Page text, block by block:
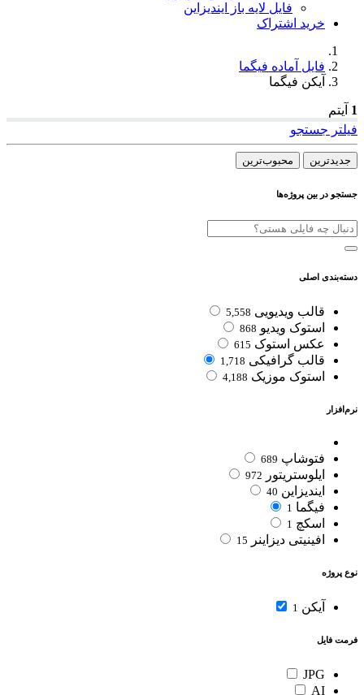
فایل لایه باز ایندیزاین
خرید اشتراک
فایل آماده فیگما
آیکن فیگما
1 آیتم
فیلتر جستجو
جدیدترین‌ محبوب‌ترین
جستجو در بین پروژه‌ها
دسته‌بندی اصلی
قالب ویدیویی 5,558
استوک ویدیو 868
عکس استوک 615
قالب گرافیکی 1,718
استوک موزیک 4,188
نرم‌افزار
فتوشاپ 689
ایلوستریتور 972
ایندیزاین 40
فیگما 1
اسکچ 1
افینیتی دیزاینر 15
نوع پروژه
آیکن 1
فرمت فایل
JPG
AI